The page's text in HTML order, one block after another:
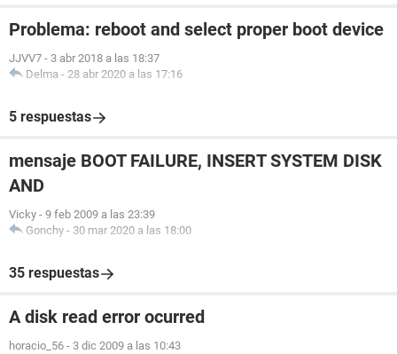
Problema: reboot and select proper boot device
JJVV7 - 3 abr 2018 a las 18:37
Delma - 28 abr 2020 a las 17:16
5 respuestas
mensaje BOOT FAILURE, INSERT SYSTEM DISK
AND
Vicky - 9 feb 2009 a las 23:39
Gonchy - 30 mar 2020 a las 18:00
35 respuestas
A disk read error ocurred
horacio_56 - 3 dic 2009 a las 10:43